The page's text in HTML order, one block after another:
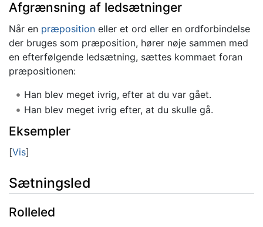
Afgrænsning af ledsætninger
Når en præposition eller et ord eller en ordforbindelse
der bruges som præposition, hører nøje sammen med
en efterfølgende ledsætning, sættes kommaet foran
præpositionen:
Han blev meget ivrig, efter at du var gået.
Han blev meget ivrig efter, at du skulle gå.
Eksempler
Vis
Sætningsled
Rolleled